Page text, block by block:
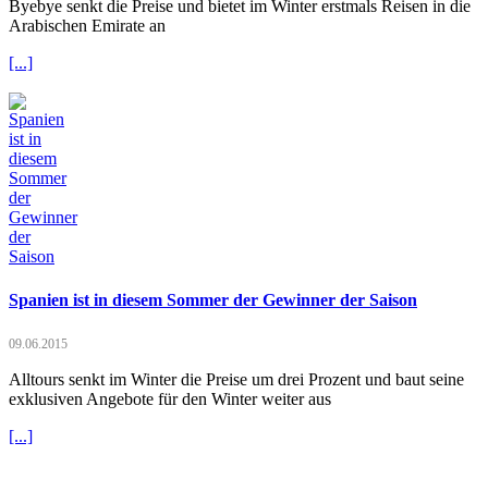
Byebye senkt die Preise und bietet im Winter erstmals Reisen in die
Arabischen Emirate an
[...]
Spanien ist in diesem Sommer der Gewinner der Saison
09.06.2015
Alltours senkt im Winter die Preise um drei Prozent und baut seine
exklusiven Angebote für den Winter weiter aus
[...]